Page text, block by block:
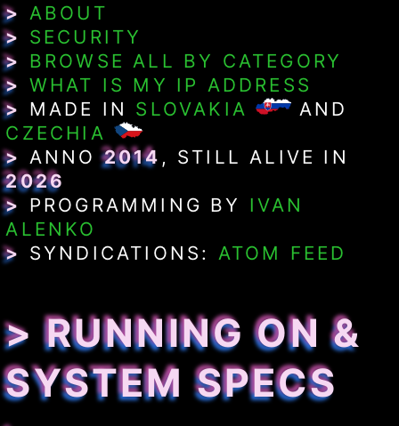
> MADE IN SLOVAKIA
AND
CZECHIA
> ANNO2014 , STILL ALIVE IN
2026
> PROGRAMMING BY IVAN
ALENKO
> SYNDICATIONS: ATOM FEED
> RUNNING ON &
SYSTEM SPECS
> ABOUT
> SECURITY
> BROWSE ALL BY CATEGORY
> WHAT IS MY IP ADDRESS